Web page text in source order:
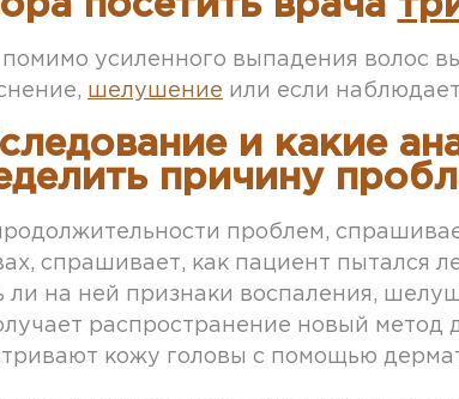
усиленного выпадения волос
шелушение или если
и какие
причину
проблем,
спрашивает, как пациент пытался
ли на ней признаки воспаления,
распространение новый метод
кожу головы с помощью